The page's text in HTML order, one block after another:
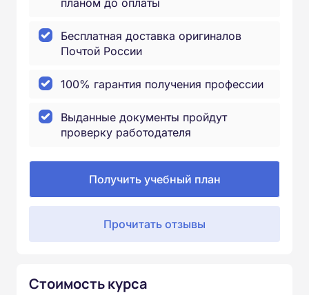
планом до оплаты
Бесплатная доставка оригиналов
Почтой России
100% гарантия получения профессии
Выданные документы пройдут
проверку работодателя
Получить учебный план
Прочитать отзывы
Стоимость курса